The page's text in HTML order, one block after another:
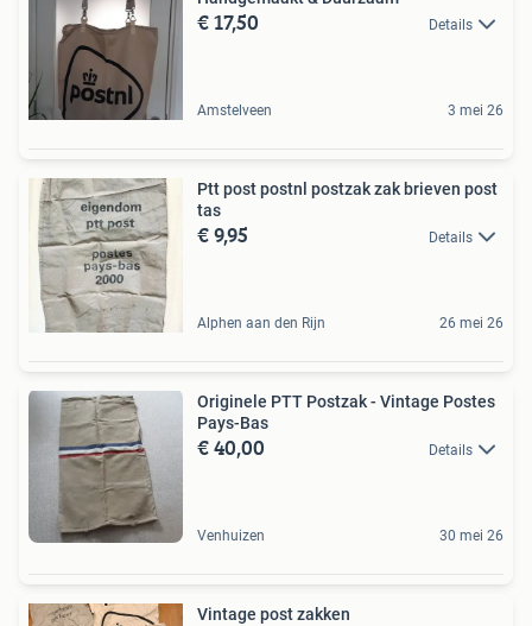
€ 17,50 Details
Amstelveen 3 mei 26
Ptt post postnl postzak zak brieven post
tas
€ 9,95 Details
Alphen aan den Rijn 26 mei 26
Originele PTT Postzak - Vintage Postes
Pays-Bas
€ 40,00 Details
Venhuizen 30 mei 26
Vintage post zakken